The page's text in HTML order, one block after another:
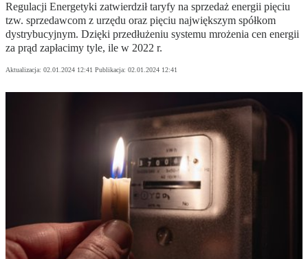
Regulacji Energetyki zatwierdził taryfy na sprzedaż energii pięciu
tzw. sprzedawcom z urzędu oraz pięciu największym spółkom
dystrybucyjnym. Dzięki przedłużeniu systemu mrożenia cen energii
za prąd zapłacimy tyle, ile w 2022 r.
Aktualizacja: 02.01.2024 12:41 Publikacja: 02.01.2024 12:41